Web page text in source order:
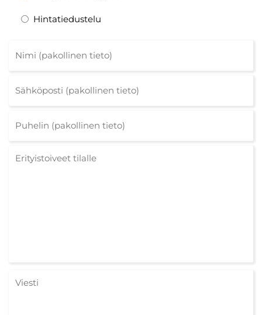
Hintatiedustelu